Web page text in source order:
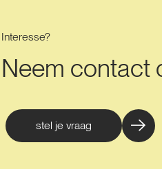
Interesse?
Neem contact
stel je vraag